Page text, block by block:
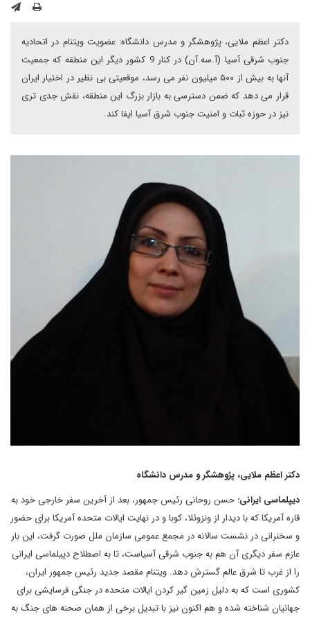
دکتر اعظم ملایی، پژوهشگر و مدرس دانشگاه: عضویت ویتنام در اتحادیه
جنوب شرقی آسیا (آ‌.سه.‌آن) در کنار 9 کشور دیگر این منطقه که جمعیت
آنها به بیش از ۵۰۰ میلیون نفر می رسد، موقعیتی بی نظیر در اختیار ایران
قرار می دهد که ضمن دسترسی به بازار بزرگ این منطقه، نقش جدی تری
نیز در حوزه ثبات و امنیت جنوب شرق آسیا ایفا کند.
دکتر اعظم ملایی، پژوهشگر و مدرس دانشگاه
دیپلماسی ایرانی: حسن روحانی رئیس جمهور، بعد از آخرین سفر خارجی خود به
قاره آمریکا که با دیدار از ونزوئلا، کوبا و در نهایت ایالات متحده آمریکا برای حضور
و سخنرانی در نشست سالانه در مجمع عمومی سازمان ملل صورت گرفت، این بار
عازم سفر دیگری آن هم به جنوب شرقی آسیاست، تا به اصطلاح دپیلماسی ایرانی
را از غرب تا شرق عالم گسترش دهد. ویتنام مقصد جدید رئیس جمهور ایران،
کشوری است که به دلیل زمین گیر کردن ایالات متحده در جنگی فرسایشی برای
جهانیان شناخته شده و هم اکنون نیز با تبدیل برخی از همان صحنه های جنگ به